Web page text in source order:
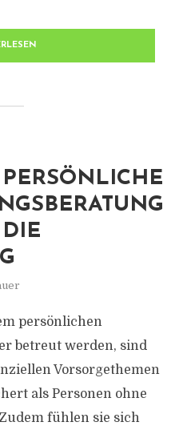
DIE
persönlichen
betreut werden, sind
Vorsorgethemen
als Personen ohne
fühlen sie sich